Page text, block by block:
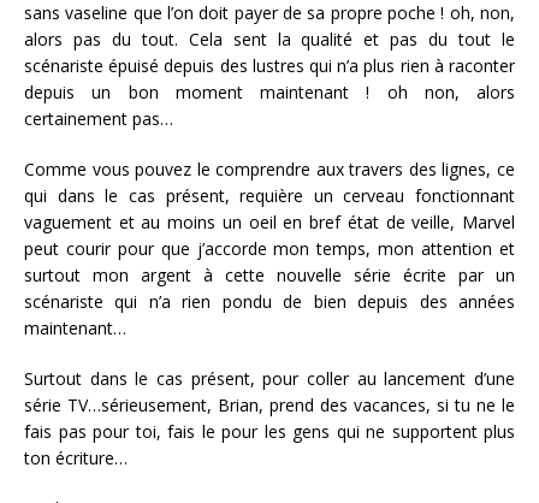
sans vaseline que l’on doit payer de sa propre poche ! oh, non,
alors pas du tout. Cela sent la qualité et pas du tout le
scénariste épuisé depuis des lustres qui n’a plus rien à raconter
depuis un bon moment maintenant ! oh non, alors
certainement pas…
Comme vous pouvez le comprendre aux travers des lignes, ce
qui dans le cas présent, requière un cerveau fonctionnant
vaguement et au moins un oeil en bref état de veille, Marvel
peut courir pour que j’accorde mon temps, mon attention et
surtout mon argent à cette nouvelle série écrite par un
scénariste qui n’a rien pondu de bien depuis des années
maintenant…
Surtout dans le cas présent, pour coller au lancement d’une
série TV…sérieusement, Brian, prend des vacances, si tu ne le
fais pas pour toi, fais le pour les gens qui ne supportent plus
ton écriture…